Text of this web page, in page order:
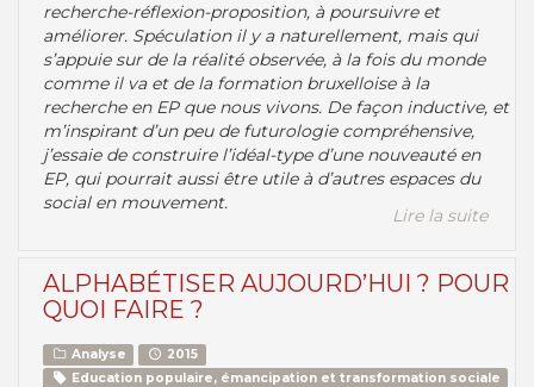
recherche-réflexion-proposition, à poursuivre et
améliorer. Spéculation il y a naturellement, mais qui
s’appuie sur de la réalité observée, à la fois du monde
comme il va et de la formation bruxelloise à la
recherche en EP que nous vivons. De façon inductive, et
m’inspirant d’un peu de futurologie compréhensive,
j’essaie de construire l’idéal-type d’une nouveauté en
EP, qui pourrait aussi être utile à d’autres espaces du
social en mouvement.
Lire la suite
ALPHABÉTISER AUJOURD’HUI ? POUR
QUOI FAIRE ?
Analyse
2015
Education populaire, émancipation et transformation sociale